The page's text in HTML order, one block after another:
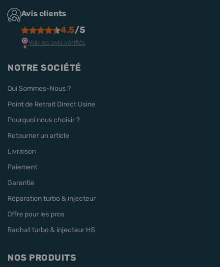
Avis clients
4.5/5
Voir les avis vérifiés
NOTRE SOCIÉTÉ
Qui Sommes-Nous ?
Point de Retrait Direct Usine
Pourquoi nous choisir ?
Retourner un article
Livraison
Paiement
Garantie
Réparation turbo & injecteur
Offre pour les pros
Rachat turbo & injecteur HS
NOS PRODUITS